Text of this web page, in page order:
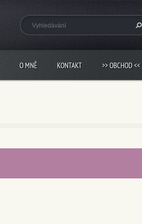
O MNĚ KONTAKT >> OBCHOD <<